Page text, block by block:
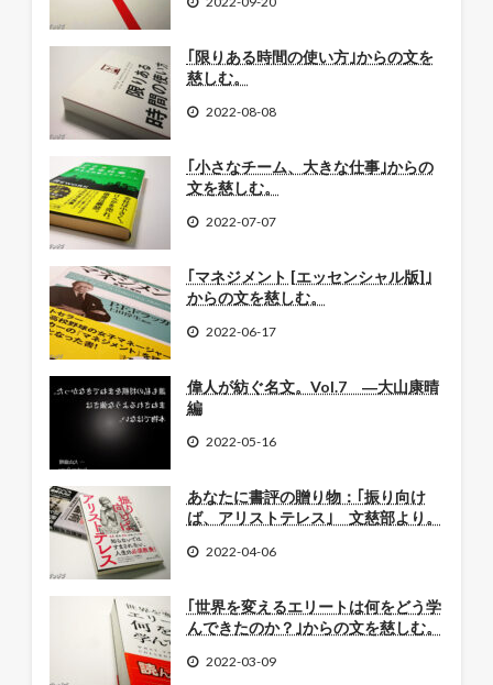
｢限りある時間の使い方｣からの文を
慈しむ。
2022-08-08
｢小さなチーム、大きな仕事｣からの
文を慈しむ。
2022-07-07
｢マネジメント [エッセンシャル版]｣
からの文を慈しむ。
2022-06-17
偉人が紡ぐ名文。Vol.7 ―大山康晴
編
2022-05-16
あなたに書評の贈り物：｢振り向け
ば、アリストテレス｣ 文慈部より。
2022-04-06
｢世界を変えるエリートは何をどう学
んできたのか？｣からの文を慈しむ。
2022-03-09